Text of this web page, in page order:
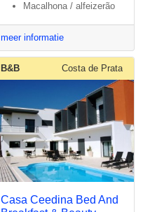
Macalhona / alfeizerão
meer informatie
B&B Costa de Prata
Casa Ceedina Bed And